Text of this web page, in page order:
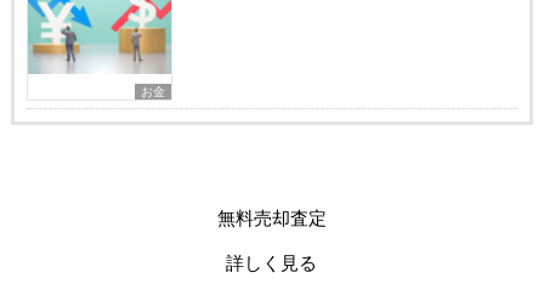
お金
無料売却査定
詳しく見る